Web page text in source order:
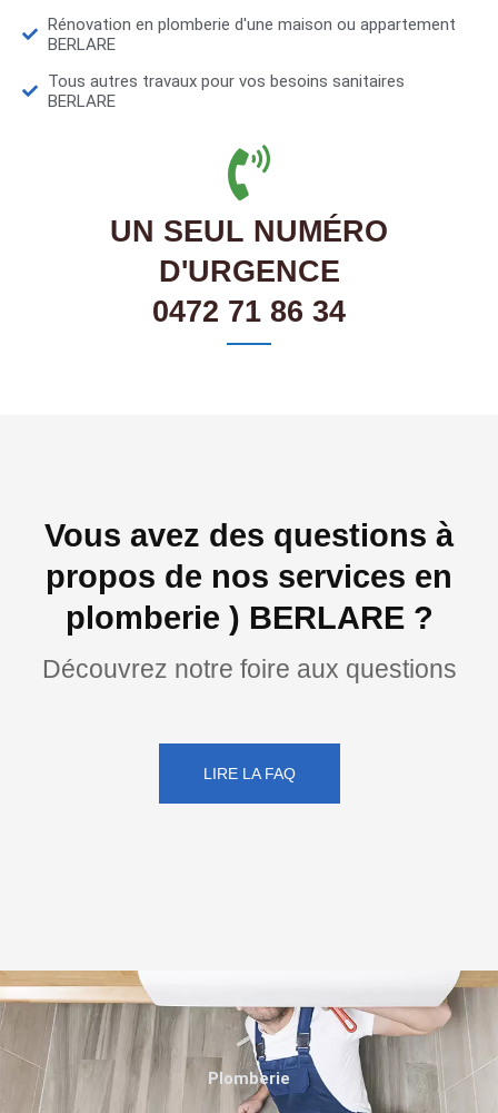
Rénovation en plomberie d'une maison ou appartement
BERLARE
Tous autres travaux pour vos besoins sanitaires
BERLARE
UN SEUL NUMÉRO
D'URGENCE
0472 71 86 34
Vous avez des questions à
propos de nos services en
plomberie ) BERLARE ?
Découvrez notre foire aux questions
LIRE LA FAQ
Plomberie